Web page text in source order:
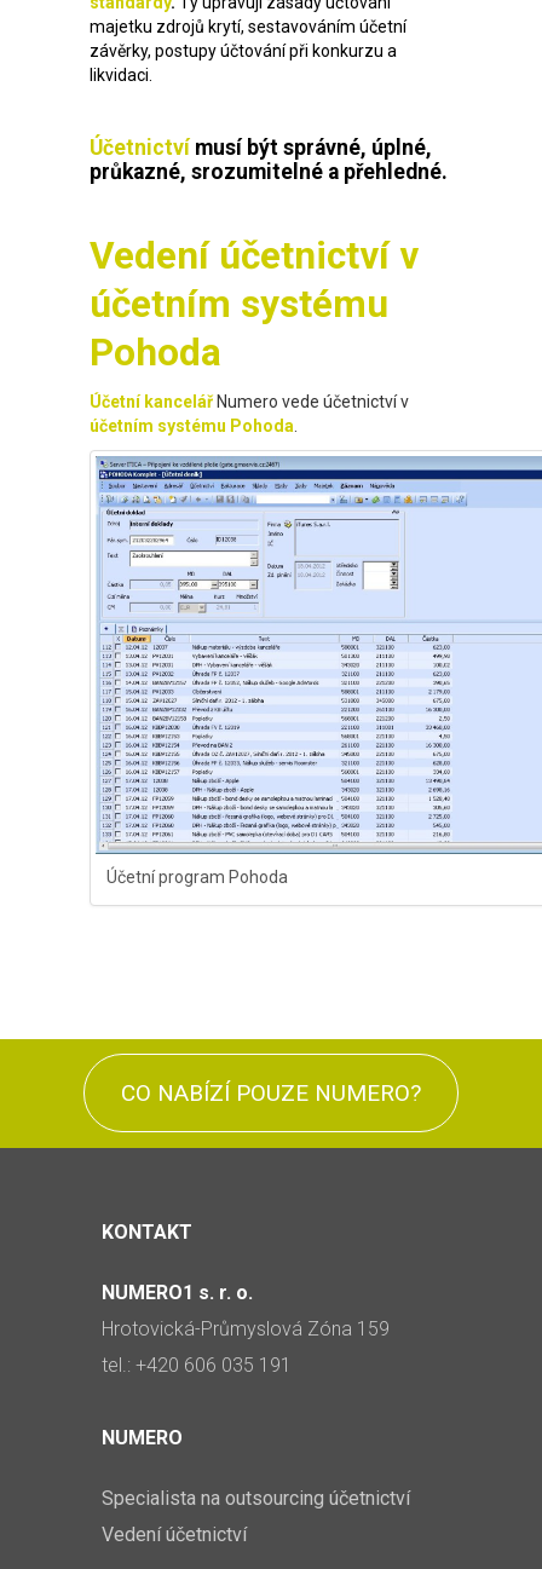
majetku zdrojů krytí, sestavováním účetní
závěrky, postupy účtování při konkurzu a
likvidaci.
Účetnictví musí být správné, úplné,
průkazné, srozumitelné a přehledné.
Vedení účetnictví v
účetním systému
Pohoda
Účetní kancelářNumero vede účetnictví v
účetním systému Pohoda
Účetní program Pohoda
CO NABÍZÍ POUZE NUMERO?
KONTAKT
NUMERO1 s. r. o.
Hrotovická-Průmyslová Zóna 159
tel.: +420 606 035 191
NUMERO
Specialista na outsourcing účetnictví
Vedení účetnictví